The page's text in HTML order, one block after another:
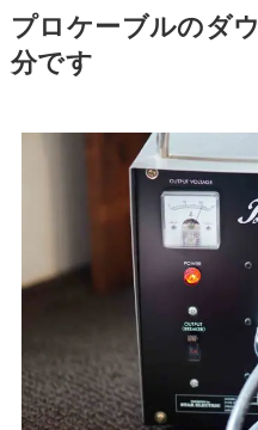
プロケーブルのダ
分です